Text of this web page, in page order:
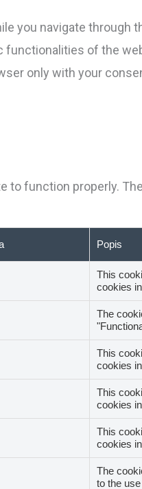
you navigate
of the
only with your
to function properly.
Popis
This
cookies
The
This
cookies
This
cookies
This
cookies
The
to the